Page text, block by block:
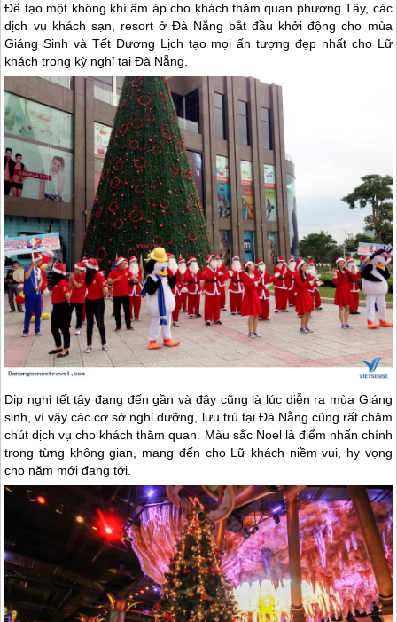
Để tạo một không khí ấm áp cho khách thăm quan phương Tây, các
dịch vụ khách sạn, resort ở Đà Nẵng bắt đầu khởi động cho mùa
Giáng Sinh và Tết Dương Lịch tạo mọi ấn tượng đẹp nhất cho Lữ
khách trong kỳ nghỉ tạiĐà Nẵng.
Dịp nghỉ tết tây đang đến gần và đây cũng là lúc diễn ra mùa Giáng
sinh, vì vậy các cơ sở nghỉ dưỡng, lưu trú tại Đà Nẵng cũng rất chăm
chút dịch vụ cho khách thăm quan. Màu sắc Noel là điểm nhấn chính
trong từng không gian, mang đến cho Lữ khách niềm vui, hy vọng
cho năm mới đang tới.